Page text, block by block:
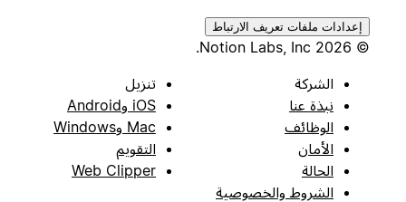
إعدادات ملفات تعريف الارتباط
الشركة
نبذة عنا
الوظائف
الأمان
الحالة
الشروط والخصوصية
تنزيل
iOS وAndroid
Mac وWindows
التقويم
Web Clipper